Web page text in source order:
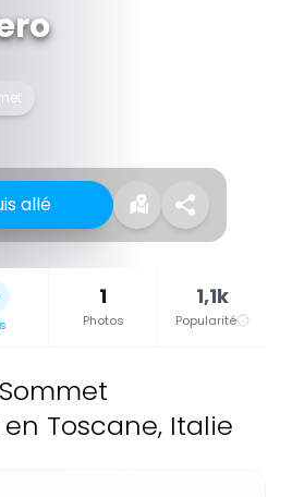
allé
1
Photos
1,1k
Popularité
Sommet
Toscane, Italie